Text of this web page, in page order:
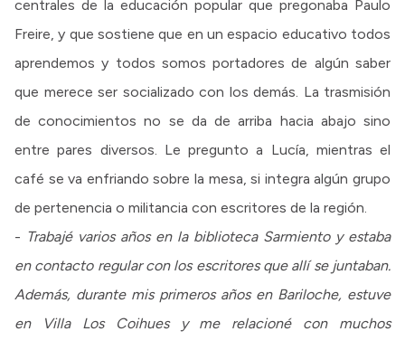
centrales de la educación popular que pregonaba Paulo
Freire, y que sostiene que en un espacio educativo todos
aprendemos y todos somos portadores de algún saber
que merece ser socializado con los demás. La trasmisión
de conocimientos no se da de arriba hacia abajo sino
entre pares diversos. Le pregunto a Lucía, mientras el
café se va enfriando sobre la mesa, si integra algún grupo
de pertenencia o militancia con escritores de la región.
- Trabajé varios años en la biblioteca Sarmiento y estaba
en contacto regular con los escritores que allí se juntaban.
Además, durante mis primeros años en Bariloche, estuve
en Villa Los Coihues y me relacioné con muchos